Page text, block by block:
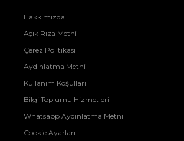
Hakkımızda
Açık Rıza Metni
Çerez Politikası
Aydınlatma Metni
Kullanım Koşulları
Bilgi Toplumu Hizmetleri
Whatsapp Aydınlatma Metni
Cookie Ayarları